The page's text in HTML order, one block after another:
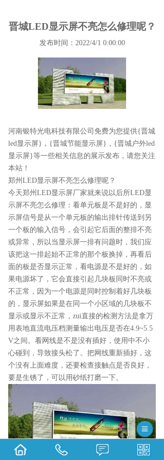
晋城LED显示屏不亮怎么修理呢？
发布时间：2022/4/1 0:00:00
河南银特光电科技有限公司免费为您提供{晋城
led显示屏} ，{晋城节能显示屏}，{晋城户外led
显示屏}等一些相关信息的展示发布，请您关注
本站！
郑州LED显示屏不亮怎么修理呢？
今天郑州LED显示屏厂家就来说以后所LED显
示屏不亮怎么修理：看单元板是不是好的，显
示屏信号是从一个单元板的输出排针传送到另
一个板的输入信号，会引起它后面的整排不亮
或异常，所以当显示屏一排有问题时，我们应
该把这一排起始不正常的那个板换掉，再看后
面的板是否显示正常，看电源是不是好的，如
果电源坏了，它会直接引起几块板同时不亮或
不正常，因为一个电源是同时控制着好几块板
的，显示屏如果是在同一个小区域的几块板不
显示或显示不正常，zui直接的检测方法是拿万
用表地直流电压档测量输出电压是否在4.9~5.5
V之间。看网线是不是没有插好，使用中不小
心碰到，导致接头松了。把网线重新插好，这
个没有上面难度，还要检查接触点是否良好，
要是生锈了，可以用砂纸打磨一下。